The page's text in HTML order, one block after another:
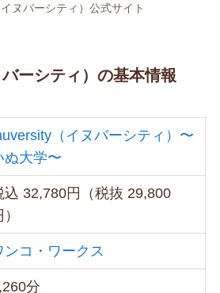
ヌバーシティ）公式サイト
ーシティ）の基本情報
（イヌバーシティ）〜
ぬ大学〜
込 32,780円（税抜 29,800
ンコ・ワークス
分